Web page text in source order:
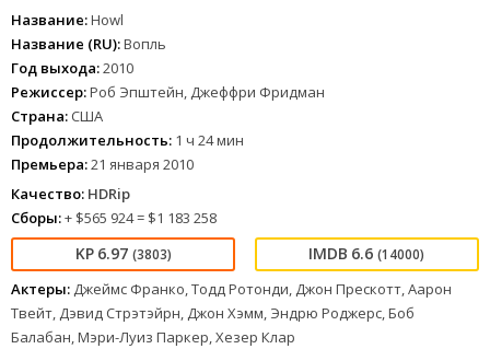
Название:Howl
Название (RU):Вопль
Год выхода:2010
Режиссер:Роб Эпштейн, Джеффри Фридман
Страна: США
Продолжительность: 1 ч 24 мин
Премьера:21 января 2010
Качество: HDRip
Сборы:+ $565 924 = $1 183 258
6.97 (3803) 6.6 (14000)
Актеры: Джеймс Франко, Тодд Ротонди, Джон Прескотт, Аарон
Твейт, Дэвид Стрэтэйрн, Джон Хэмм, Эндрю Роджерс, Боб
Балабан, Мэри-Луиз Паркер, Хезер Клар